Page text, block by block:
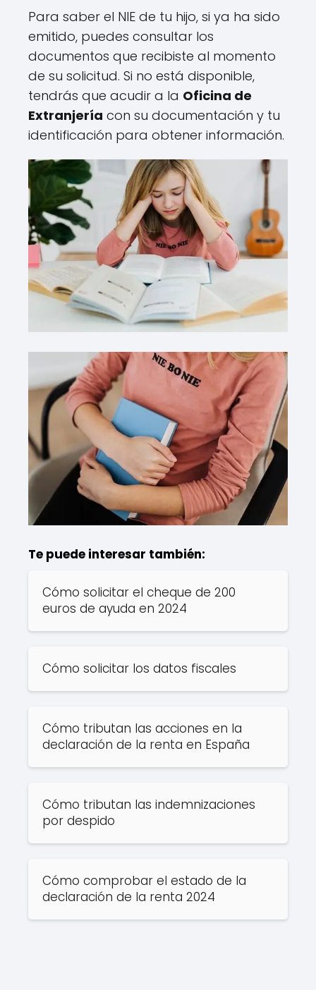
Para saber el NIE de tu hijo, si ya ha sido
emitido, puedes consultar los
documentos que recibiste al momento
de su solicitud. Si no está disponible,
tendrás que acudir a la Oficina de
Extranjería con su documentación y tu
identificación para obtener información.
Te puede interesar también:
Cómo solicitar el cheque de 200
euros de ayuda en 2024
Cómo solicitar los datos fiscales
Cómo tributan las acciones en la
declaración de la renta en España
Cómo tributan las indemnizaciones
por despido
Cómo comprobar el estado de la
declaración de la renta 2024